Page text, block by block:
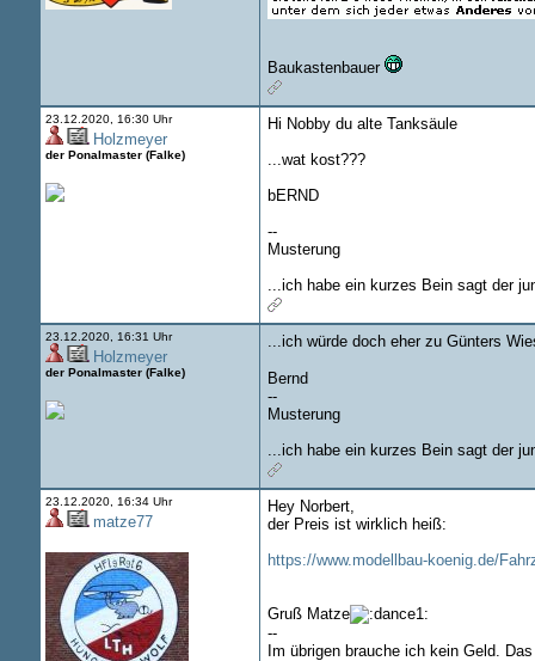
Baukastenbauer
23.12.2020, 16:30 Uhr
Holzmeyer
der Ponalmaster (Falke)
Hi Nobby du alte Tanksäule
...wat kost???
bERND
--
Musterung
...ich habe ein kurzes Bein sagt der
23.12.2020, 16:31 Uhr
Holzmeyer
der Ponalmaster (Falke)
...ich würde doch eher zu Günters
Bernd
--
Musterung
...ich habe ein kurzes Bein sagt der
23.12.2020, 16:34 Uhr
matze77
Hey Norbert,
der Preis ist wirklich heiß:
https://www.modellbau-koenig.de/
Gruß Matze
--
Im übrigen brauche ich kein Geld.